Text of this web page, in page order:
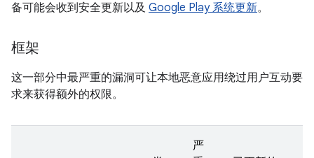
备可能会收到安全更新以及 Google Play 系统更新。
框架
这一部分中最严重的漏洞可让本地恶意应用绕过用户互动要
求来获得额外的权限。
严